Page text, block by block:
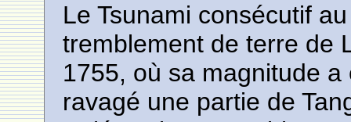
Le Tsunami consécutif
tremblement de terre de
1755, où sa magnitude
ravagé une partie de